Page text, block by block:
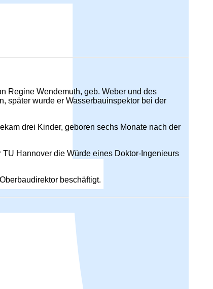
Regine Wendemuth, geb. Weber und des
später wurde er Wasserbauinspektor bei der
drei Kinder, geboren sechs Monate nach der
Hannover die Würde eines Doktor-Ingenieurs
beschäftigt.